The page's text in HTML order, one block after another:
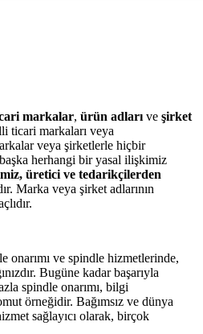
markalar, ürün adları ve şirket
ticari markaları veya
veya şirketlerle hiçbir
herhangi bir yasal ilişkimiz
üretici ve tedarikçilerden
Marka veya şirket adlarının
onarımı ve spindle hizmetlerinde,
Bugüne kadar başarıyla
spindle onarımı, bilgi
örneğidir. Bağımsız ve dünya
sağlayıcı olarak, birçok